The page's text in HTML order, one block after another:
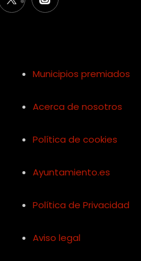
Municipios premiados
Acerca de nosotros
Política de cookies
Ayuntamiento.es
Política de Privacidad
Aviso legal